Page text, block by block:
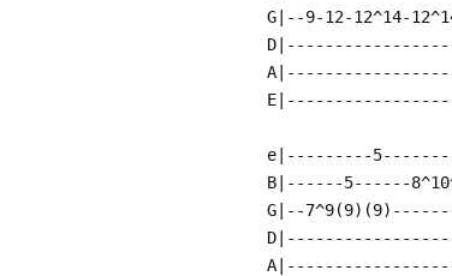
G|--9-12-12^14-
e|---------
B|------5------
G|--